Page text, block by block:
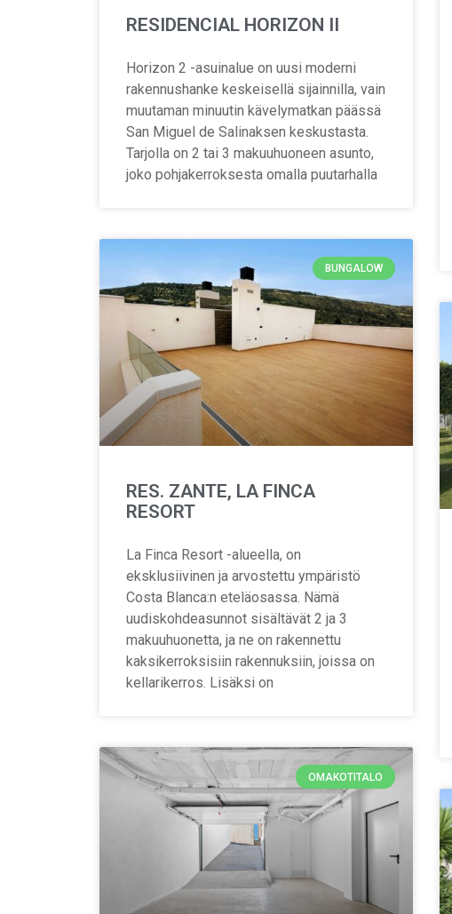
RESIDENCIAL HORIZON II
Horizon 2 -asuinalue on uusi moderni
rakennushanke keskeisellä sijainnilla, vain
muutaman minuutin kävelymatkan päässä
San Miguel de Salinaksen keskustasta.
Tarjolla on 2 tai 3 makuuhuoneen asunto,
joko pohjakerroksesta omalla puutarhalla
BUNGALOW
RES. ZANTE, LA FINCA
RESORT
La Finca Resort -alueella, on
eksklusiivinen ja arvostettu ympäristö
Costa Blanca:n eteläosassa. Nämä
uudiskohdeasunnot sisältävät 2 ja 3
makuuhuonetta, ja ne on rakennettu
kaksikerroksisiin rakennuksiin, joissa on
kellarikerros. Lisäksi on
OMAKOTITALO